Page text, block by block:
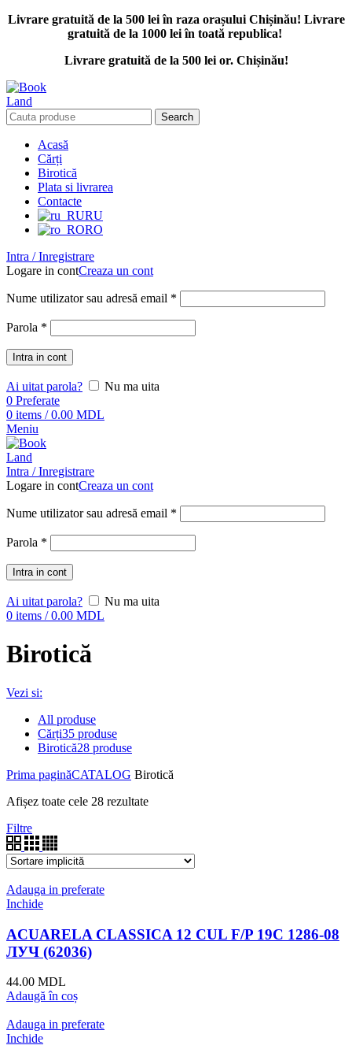
Livrare gratuită de la 500 lei în raza orașului Chișinău! Livrare
gratuită de la 1000 lei în toată republica!
Livrare gratuită de la 500 lei or. Chișinău!
Search
Acasă
Cărți
Birotică
Plata si livrarea
Contacte
RU
RO
Intra / Inregistrare
Logare in contCreaza un cont
Nume utilizator sau adresă email *
Parola *
Intra in cont
Ai uitat parola?
Nu ma uita
0 Preferate
0 items / 0.00 MDL
Meniu
Intra / Inregistrare
Logare in contCreaza un cont
Nume utilizator sau adresă email *
Parola *
Intra in cont
Ai uitat parola?
Nu ma uita
0 items / 0.00 MDL
Birotică
Vezi si:
All produse
Cărți35 produse
Birotică28 produse
Prima paginăCATALOG Birotică
Afișez toate cele 28 rezultate
Filtre
Adauga in preferate
Inchide
ACUARELA CLASSICA 12 CUL F/P 19С 1286-08
ЛУЧ (62036)
44.00 MDL
Adaugă în coș
Adauga in preferate
Inchide